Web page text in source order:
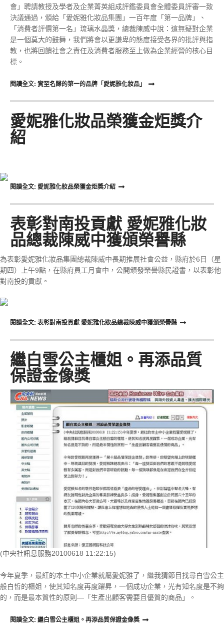
會」聘請教授及學者及企業菁英組成評鑑委員會全體委員評審一致
決議通過，頒給「愛妮雅化妝品集團」一百年度「第一品牌」、
「消費者評價第一名」琉璃水晶獎，總裁陳威中說：這無疑對企業
是一個莫大的鼓舞，我們將會以更謙卑的態度接受各界的批評與指
教，也將回饋社會之責任及消費者服務至上做為企業經營的核心目
標。
閱讀全文: 實至名歸的第一的品牌「愛妮雅化妝品」
愛妮雅化妝品榮獲金炬獎介
紹
閱讀全文: 愛妮雅化妝品榮獲金炬獎介紹
表彰對南投貢獻 愛妮雅化妝
品總裁陳威中獲頒榮譽縣
為表彰愛妮雅化妝品集團總裁陳威中長期推展社會公益，縣府於6日（星
期四）上午9點，在縣府員工月會中，公開頒發榮譽縣民證書，以表彰他
對南投的貢獻。
閱讀全文: 表彰對南投貢獻 愛妮雅化妝品總裁陳威中獲頒榮譽縣
繼白雪公主櫃姐。再添品質
保證金像獎
(中央社訊息服務20100618 11:22:15)
今年夏季，最紅的本土中小企業就屬愛妮雅了，繼我猜節目找尋白雪公主
般白皙的櫃姐，使其知名度再度躍昇，一個成功企業，光有知名度是不夠
的，而是最本質性的原則—「生產出顧客需要且優質的商品」。
閱讀全文: 繼白雪公主櫃姐。再添品質保證金像獎